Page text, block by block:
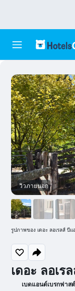
เดอะ ลอเ
เบดแอนด์เบรกฟาสต์
วิวภายนอก
รูปภาพของ เดอะ ลอเรลส์ บี